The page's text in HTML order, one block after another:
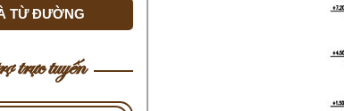
TỪ ĐƯỜNG
trực tuyến